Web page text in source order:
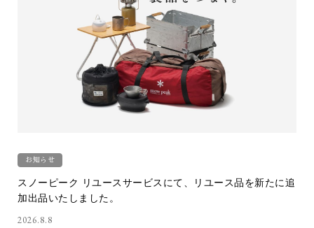
お知らせ
スノーピーク リユースサービスにて、リユース品を新たに追
加出品いたしました。
2026.8.8